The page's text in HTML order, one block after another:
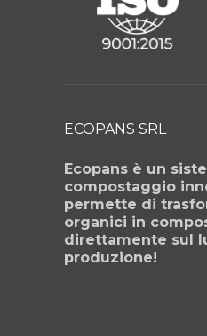
ECOPANS SRL
Ecopans è un
compostaggio
permette di
organici in
direttamente sul
produzione!